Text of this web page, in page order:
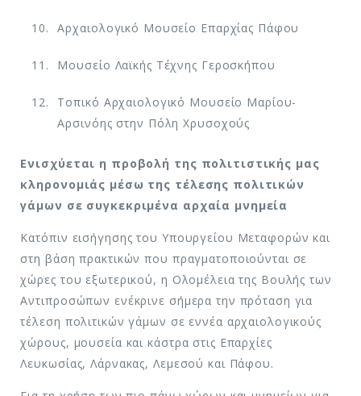
Αρχαιολογικό Μουσείο Επαρχίας Πάφου
Μουσείο Λαϊκής Τέχνης Γεροσκήπου
Τοπικό Αρχαιολογικό Μουσείο Μαρίου-
Αρσινόης στην Πόλη Χρυσοχούς
Ενισχύεται η προβολή της πολιτιστικής μας
κληρονομιάς μέσω της τέλεσης πολιτικών
γάμων σε συγκεκριμένα αρχαία μνημεία
Κατόπιν εισήγησης του Υπουργείου Μεταφορών και
στη βάση πρακτικών που πραγματοποιούνται σε
χώρες του εξωτερικού, η Ολομέλεια της Βουλής των
Αντιπροσώπων ενέκρινε σήμερα την πρόταση για
τέλεση πολιτικών γάμων σε εννέα αρχαιολογικούς
χώρους, μουσεία και κάστρα στις Επαρχίες
Λευκωσίας, Λάρνακας, Λεμεσού και Πάφου.